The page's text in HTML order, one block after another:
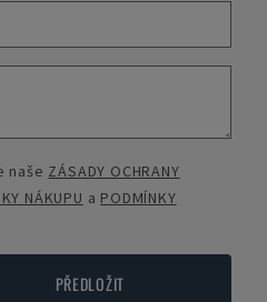
naše ZÁSADY OCHRANY
NÁKUPU a PODMÍNKY
PŘEDLOŽIT